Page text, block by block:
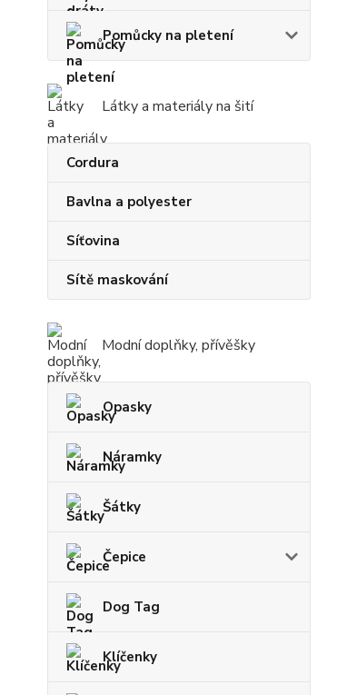
Pomůcky na pletení
Látky a materiály na šití
Cordura
Bavlna a polyester
Síťovina
Sítě maskování
Modní doplňky, přívěšky
Opasky
Náramky
Šátky
Čepice
Dog Tag
Klíčenky